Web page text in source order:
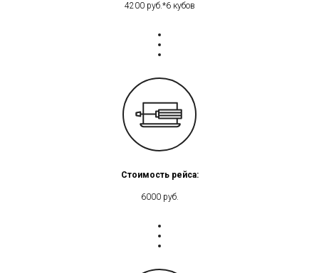
4200 руб.*6 кубов
Стоимость рейса:
6000 руб.